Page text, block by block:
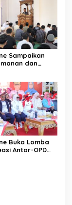
Sampaikan
dan
Buka Lomba
Antar-OPD